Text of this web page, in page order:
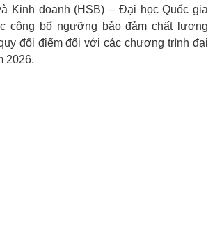
Kinh doanh (HSB) – Đại học Quốc gia
công bố ngưỡng bảo đảm chất lượng
đổi điểm đối với các chương trình đại
2026.